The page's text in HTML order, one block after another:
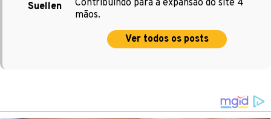
Suellen
Contribuindo para a expansão do site 4
mãos.
Ver todos os posts